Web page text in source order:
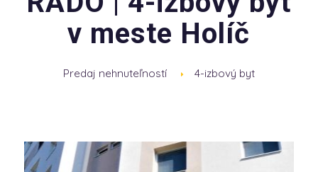
v meste Holíč
Predaj nehnuteľností 4-izbový byt